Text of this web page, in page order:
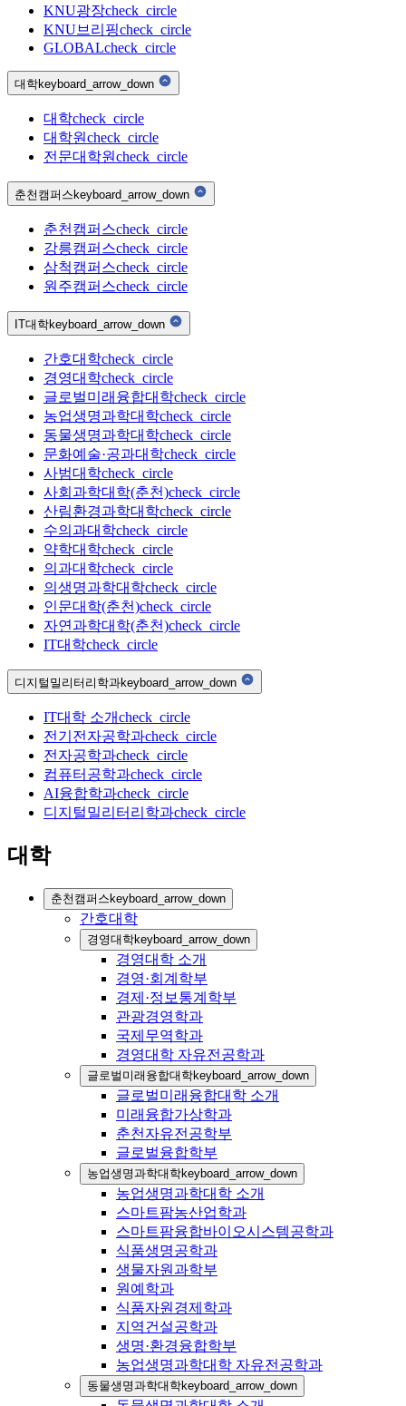
KNU광장check_circle
KNU브리핑check_circle
GLOBALcheck_circle
대학keyboard_arrow_down
대학check_circle
대학원check_circle
전문대학원check_circle
춘천캠퍼스keyboard_arrow_down
춘천캠퍼스check_circle
강릉캠퍼스check_circle
삼척캠퍼스check_circle
원주캠퍼스check_circle
IT대학keyboard_arrow_down
간호대학check_circle
경영대학check_circle
글로벌미래융합대학check_circle
농업생명과학대학check_circle
동물생명과학대학check_circle
문화예술·공과대학check_circle
사범대학check_circle
사회과학대학(춘천)check_circle
산림환경과학대학check_circle
수의과대학check_circle
약학대학check_circle
의과대학check_circle
의생명과학대학check_circle
인문대학(춘천)check_circle
자연과학대학(춘천)check_circle
IT대학check_circle
디지털밀리터리학과keyboard_arrow_down
IT대학 소개check_circle
전기전자공학과check_circle
전자공학과check_circle
컴퓨터공학과check_circle
AI융합학과check_circle
디지털밀리터리학과check_circle
대학
춘천캠퍼스keyboard_arrow_down
간호대학
경영대학keyboard_arrow_down
경영대학 소개
경영·회계학부
경제·정보통계학부
관광경영학과
국제무역학과
경영대학 자유전공학과
글로벌미래융합대학keyboard_arrow_down
글로벌미래융합대학 소개
미래융합가상학과
춘천자유전공학부
글로벌융합학부
농업생명과학대학keyboard_arrow_down
농업생명과학대학 소개
스마트팜농산업학과
스마트팜융합바이오시스템공학과
식품생명공학과
생물자원과학부
원예학과
식품자원경제학과
지역건설공학과
생명·환경융합학부
농업생명과학대학 자유전공학과
동물생명과학대학keyboard_arrow_down